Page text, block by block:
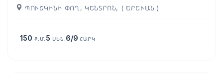
ՊՈՒՇԿԻՆԻ ՓՈՂ, ԿԵՆՏՐՈՆ, ( ԵՐԵՒԱՆ )
150 Ք.Մ. 5 ՍԵՆ. 6/9ՀԱՐԿ